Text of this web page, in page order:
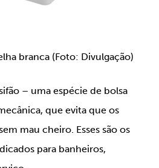
branca (Foto: Divulgação)
– uma espécie de bolsa
que evita que os
mau cheiro. Esses são os
para banheiros,